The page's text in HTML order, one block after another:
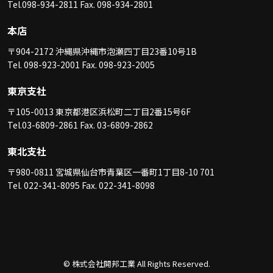
Tel.098-934-2811 Fax. 098-934-2801
本店
〒904-2172 沖縄県沖縄市泡瀬四丁目23番10号1B
Tel. 098-923-2001 Fax. 098-923-2005
東京支社
〒105-0013 東京都港区浜松町二丁目2番15号6F
Tel.03-6809-2861 Fax. 03-6809-2862
東北支社
〒980-0811 宮城県仙台市青葉区一番町1丁目8-10 701
Tel. 022-341-8095 Fax. 022-341-8098
© 株式会社開邦工業 All Rights Reserved.
新卒採用 キャリア採用